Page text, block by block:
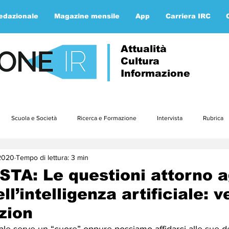
Magazine mensile App Carriera IRC
Attualità
Cultura
Informazione
Scuola e Società Ricerca e Formazione Intervista Rubrica
Parola ai lettori
luglio23 agosto23 settembre23 ottobre23
Le questioni attorno
artificiale:
Tempo di lettura: 3 min